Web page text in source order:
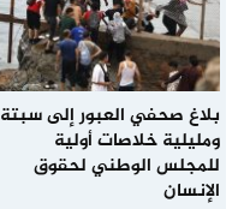
بلاغ صحفي العبور إلى سبتة
ومليلية خلاصات أولية
للمجلس الوطني لحقوق
الإنسان